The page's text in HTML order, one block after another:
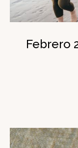
Febrero